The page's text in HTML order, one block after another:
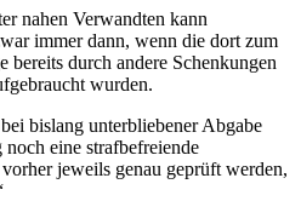
nahen Verwandten kann
immer dann, wenn die dort zum
bereits durch andere Schenkungen
wurden.
bislang unterbliebener Abgabe
eine strafbefreiende
jeweils genau geprüft werden,